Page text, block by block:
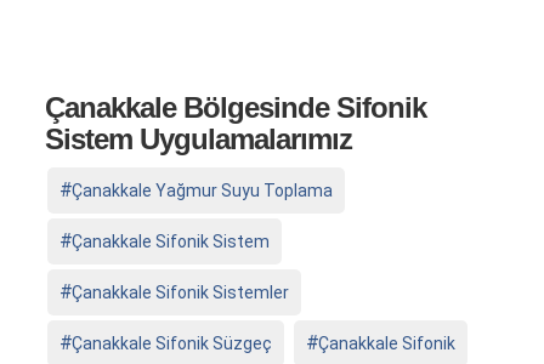
Çanakkale Bölgesinde Sifonik
Sistem Uygulamalarımız
Çanakkale Yağmur Suyu Toplama
Çanakkale Sifonik Sistem
Çanakkale Sifonik Sistemler
Çanakkale Sifonik Süzgeç Çanakkale Sifonik